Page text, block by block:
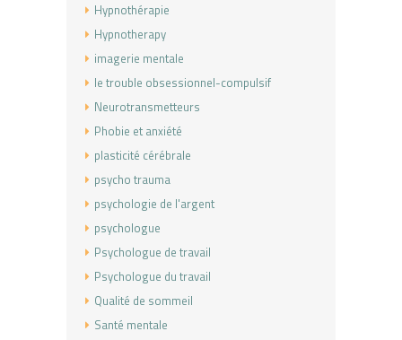
Hypnothérapie
Hypnotherapy
imagerie mentale
le trouble obsessionnel-compulsif
Neurotransmetteurs
Phobie et anxiété
plasticité cérébrale
psycho trauma
psychologie de l'argent
psychologue
Psychologue de travail
Psychologue du travail
Qualité de sommeil
Santé mentale